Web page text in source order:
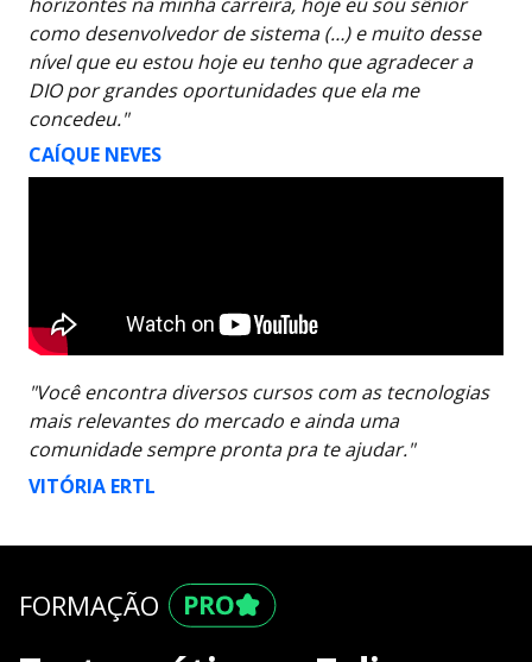
como desenvolvedor de sistema (…) e muito desse
nível que eu estou hoje eu tenho que agradecer a
DIO por grandes oportunidades que ela me
concedeu."
CAÍQUE NEVES
"Você encontra diversos cursos com as tecnologias
mais relevantes do mercado e ainda uma
comunidade sempre pronta pra te ajudar."
VITÓRIA ERTL
FORMAÇÃO